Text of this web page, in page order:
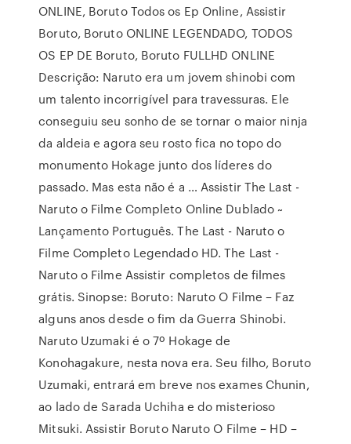
ONLINE, Boruto Todos os Ep Online, Assistir
Boruto, Boruto ONLINE LEGENDADO, TODOS
OS EP DE Boruto, Boruto FULLHD ONLINE
Descrição: Naruto era um jovem shinobi com
um talento incorrigível para travessuras. Ele
conseguiu seu sonho de se tornar o maior ninja
da aldeia e agora seu rosto fica no topo do
monumento Hokage junto dos líderes do
passado. Mas esta não é a … Assistir The Last -
Naruto o Filme Completo Online Dublado ~
Lançamento Português. The Last - Naruto o
Filme Completo Legendado HD. The Last -
Naruto o Filme Assistir completos de filmes
grátis. Sinopse: Boruto: Naruto O Filme – Faz
alguns anos desde o fim da Guerra Shinobi.
Naruto Uzumaki é o 7º Hokage de
Konohagakure, nesta nova era. Seu filho, Boruto
Uzumaki, entrará em breve nos exames Chunin,
ao lado de Sarada Uchiha e do misterioso
Mitsuki. Assistir Boruto Naruto O Filme – HD –